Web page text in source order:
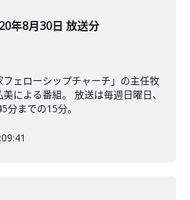
年8月30日 放送分
ェローシップチャーチ」の主任牧
による番組。 放送は毎週日曜日、
分までの15分。